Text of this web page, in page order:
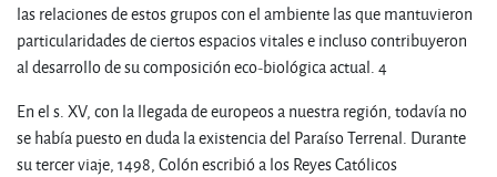
las relaciones de estos grupos con el ambiente las que mantuvieron
particularidades de ciertos espacios vitales e incluso contribuyeron
al desarrollo de su composición eco-biológica actual. 4
En el s. XV, con la llegada de europeos a nuestra región, todavía no
se había puesto en duda la existencia del Paraíso Terrenal. Durante
su tercer viaje, 1498, Colón escribió a los Reyes Católicos